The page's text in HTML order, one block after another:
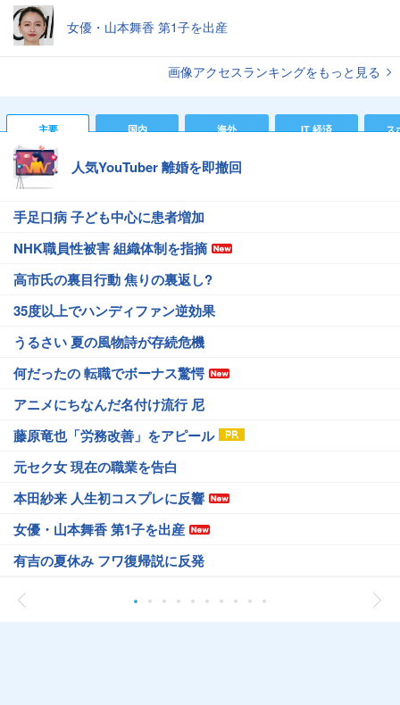
女優・山本舞香 第1子を出産
画像アクセスランキングをもっと見る
主要 国内 海外 IT 経済 ス
人気YouTuber 離婚を即撤回
手足口病 子ども中心に患者増加
NHK職員性被害 組織体制を指摘
高市氏の裏目行動 焦りの裏返し?
35度以上でハンディファン逆効果
うるさい 夏の風物詩が存続危機
何だったの 転職でボーナス驚愕
アニメにちなんだ名付け流行 尼
藤原竜也「労務改善」をアピール
元セク女 現在の職業を告白
本田紗来 人生初コスプレに反響
女優・山本舞香 第1子を出産
有吉の夏休み フワ復帰説に反発